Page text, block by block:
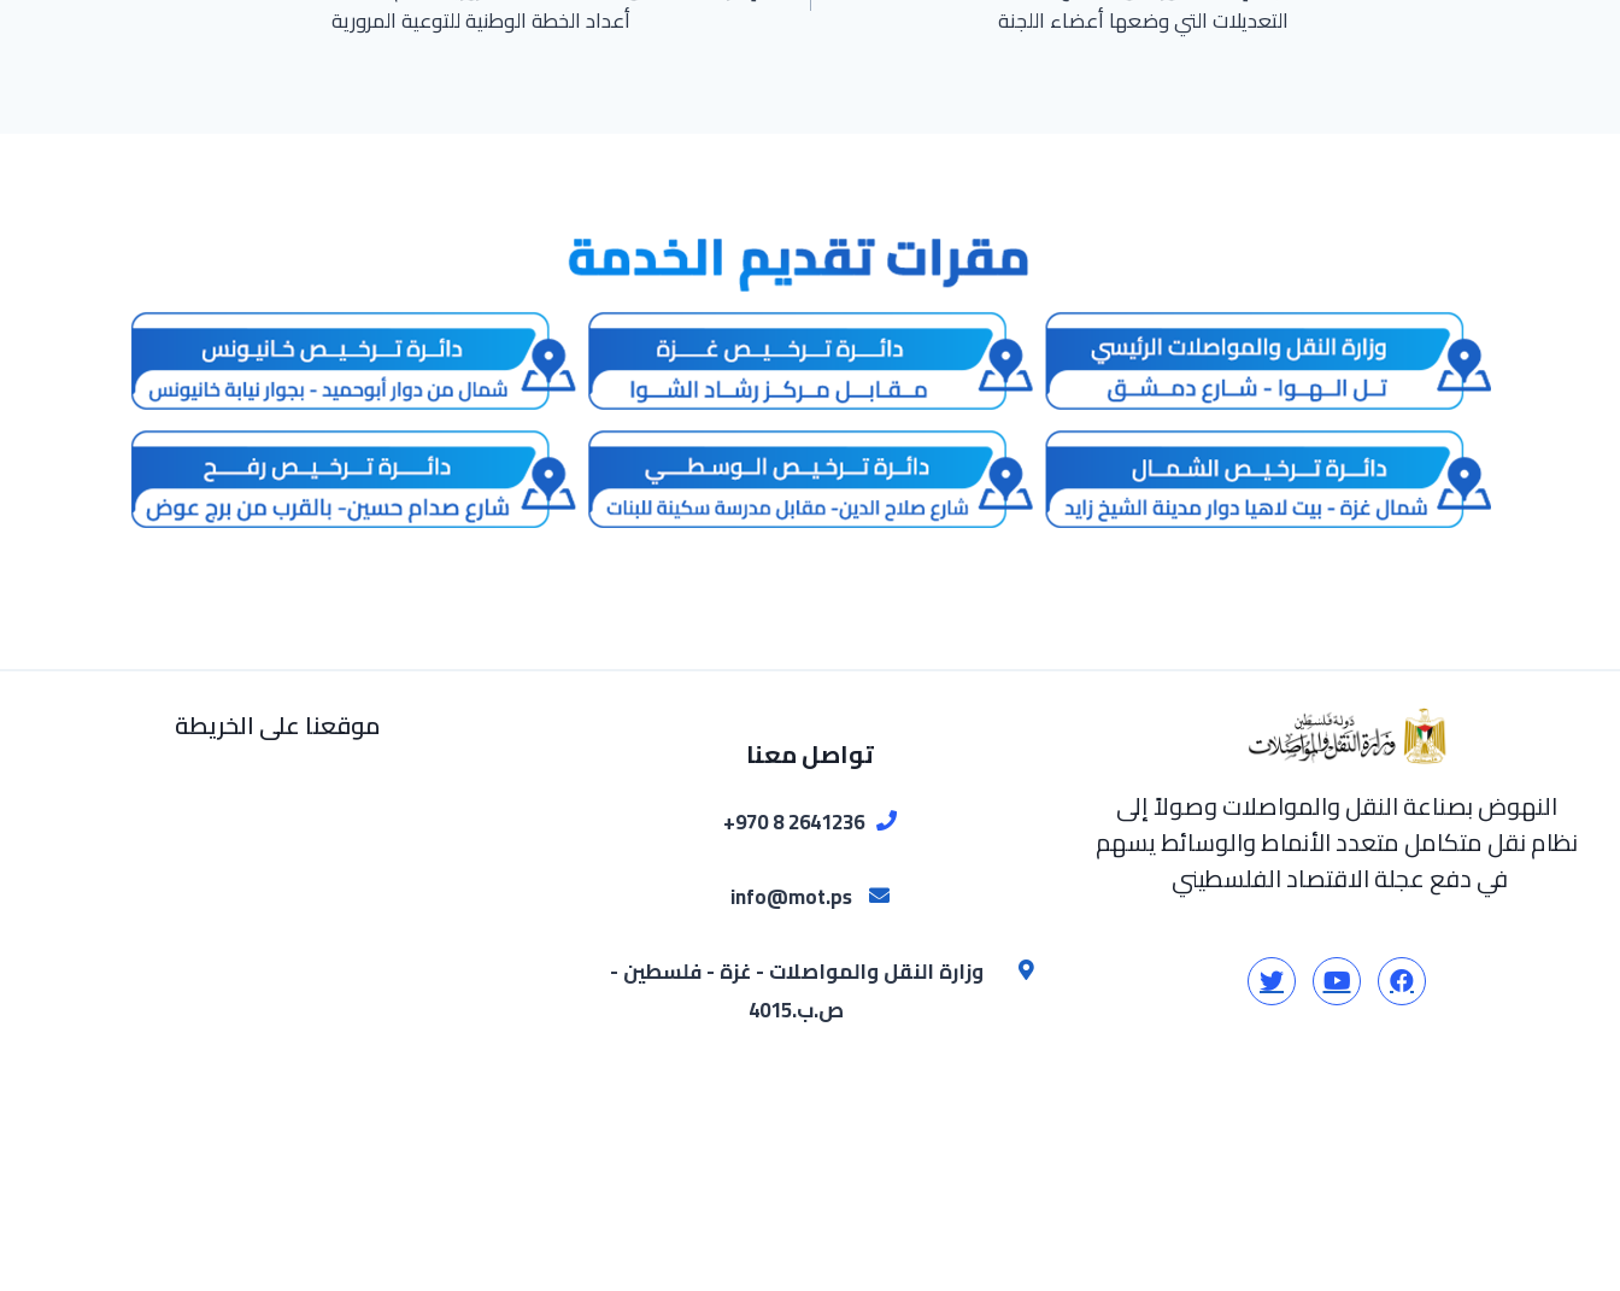
التعديلات التي وضعها أعضاء اللجنة
أعداد الخطة الوطنية للتوعية المرورية
النهوض بصناعة النقل والمواصلات وصولاً إلى
نظام نقل متكامل متعدد الأنماط والوسائط يسهم
في دفع عجلة الاقتصاد الفلسطيني
تواصل معنا
2641236 8 970+
وزارة النقل والمواصلات - غزة - فلسطين -
ص.ب.4015
موقعنا على الخريطة